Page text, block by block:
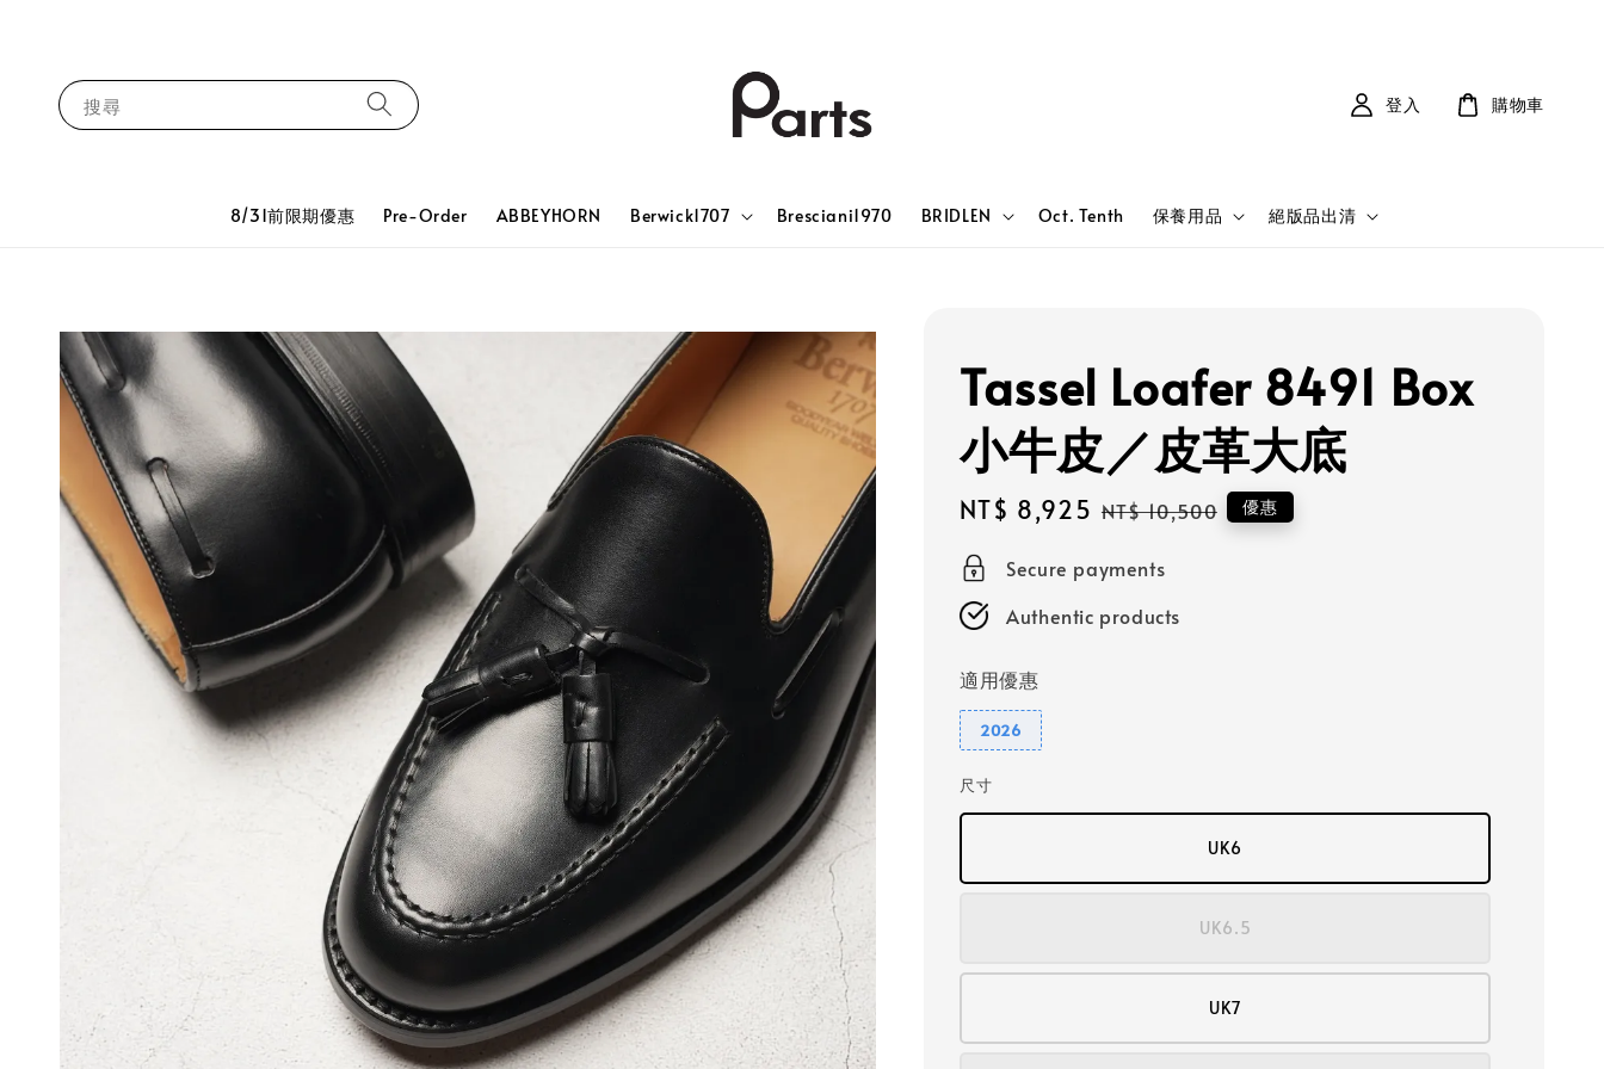
搜尋
8/31前限期優惠 Pre-Order ABBEYHORN Berwick1707 Bresciani1970 BRIDLEN Oct. Tenth 保養用品 絕版品出清
登入 購物車
Tassel Loafer 8491 Box
小牛皮／皮革大底
Sale
price
NT$ 8,925 Regular
NT$ 10,500 優惠
Secure payments
Authentic products
適用優惠
2026
尺寸
UK6
UK6.5
UK7